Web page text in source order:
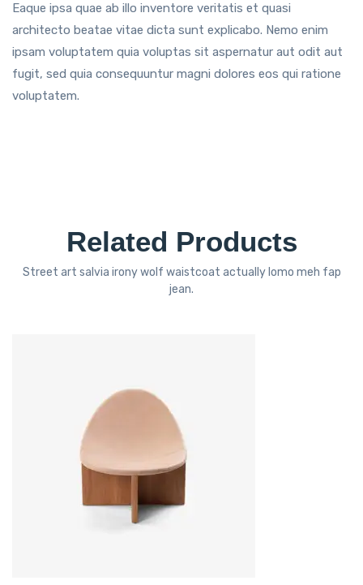
Eaque ipsa quae ab illo inventore veritatis et quasi
architecto beatae vitae dicta sunt explicabo. Nemo enim
ipsam voluptatem quia voluptas sit aspernatur aut odit aut
fugit, sed quia consequuntur magni dolores eos qui ratione
voluptatem.
Related Products
Street art salvia irony wolf waistcoat actually lomo meh fap
jean.